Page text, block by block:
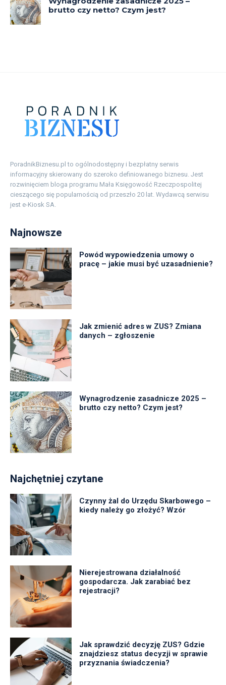
PoradnikBiznesu.pl to ogólnodostępny i bezpłatny serwis
informacyjny skierowany do szeroko definiowanego biznesu. Jest
rozwinięciem bloga programu Mała Księgowość Rzeczpospolitej
cieszącego się popularnością od przeszło 20 lat. Wydawcą serwisu
jest e-Kiosk SA.
Najnowsze
Powód wypowiedzenia umowy o
pracę – jakie musi być uzasadnienie?
Jak zmienić adres w ZUS? Zmiana
danych – zgłoszenie
Wynagrodzenie zasadnicze 2025 –
brutto czy netto? Czym jest?
Najchętniej czytane
Czynny żal do Urzędu Skarbowego –
kiedy należy go złożyć? Wzór
Nierejestrowana działalność
gospodarcza. Jak zarabiać bez
rejestracji?
Jak sprawdzić decyzję ZUS? Gdzie
znajdziesz status decyzji w sprawie
przyznania świadczenia?